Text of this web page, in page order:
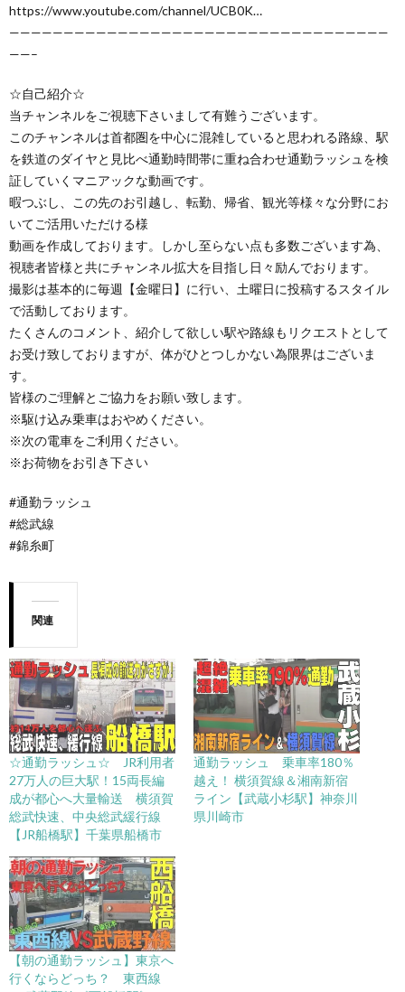
https://www.youtube.com/channel/UCB0K…
———————————————————————————————————
——–
☆自己紹介☆
当チャンネルをご視聴下さいまして有難うございます。
このチャンネルは首都圏を中心に混雑していると思われる路線、駅
を鉄道のダイヤと見比べ通勤時間帯に重ね合わせ通勤ラッシュを検
証していくマニアックな動画です。
暇つぶし、この先のお引越し、転勤、帰省、観光等様々な分野にお
いてご活用いただける様
動画を作成しております。しかし至らない点も多数ございます為、
視聴者皆様と共にチャンネル拡大を目指し日々励んでおります。
撮影は基本的に毎週【金曜日】に行い、土曜日に投稿するスタイル
で活動しております。
たくさんのコメント、紹介して欲しい駅や路線もリクエストとして
お受け致しておりますが、体がひとつしかない為限界はございま
す。
皆様のご理解とご協力をお願い致します。
※駆け込み乗車はおやめください。
※次の電車をご利用ください。
※お荷物をお引き下さい
#通勤ラッシュ
#総武線
#錦糸町
関連
☆通勤ラッシュ☆ JR利用者
27万人の巨大駅！15両長編
成が都心へ大量輸送 横須賀
総武快速、中央総武緩行線
【JR船橋駅】千葉県船橋市
通勤ラッシュ 乗車率180％
越え！ 横須賀線＆湘南新宿
ライン【武蔵小杉駅】神奈川
県川崎市
【朝の通勤ラッシュ】東京へ
行くならどっち？ 東西線